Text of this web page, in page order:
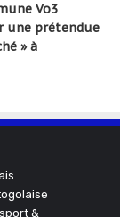
Vo3
une prétendue
» à
&